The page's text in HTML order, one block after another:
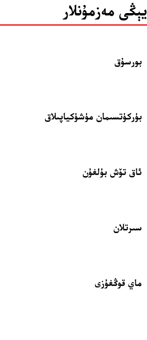
يېڭى مەزمۇنلار
بورسۇق
بۈركۈتسىمان مۈشۈكياپىلاق
ئاق تۆش بۇلغۇن
سىرتلان
ماي قوڭغۇزى